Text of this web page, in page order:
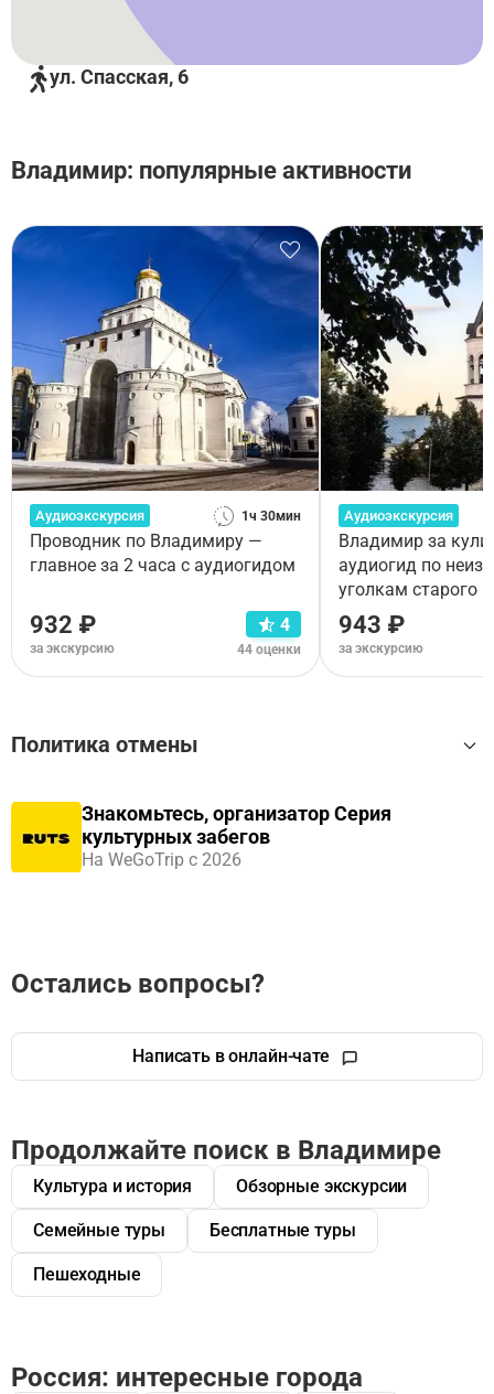
ул. Спасская, 6
Владимир: популярные активности
Аудиоэкскурсия 1ч 30мин
Проводник по Владимиру —
главное за 2 часа с аудиогидом
932 ₽
за экскурсию
4
44 оценки
Аудиоэкскурсия
Владимир за
аудиогид по
уголкам старого
943 ₽
за экскурсию
Политика отмены
тура. Пожалуйста, ознакомьтесь с условиями отмены
для требуемого тура Аудиоэкскурсия
Знакомьтесь, организатор Серия
культурных забегов
На WeGoTrip с 2026
Остались вопросы?
Написать в онлайн-чате
Продолжайте поиск в Владимире
Культура и история Обзорные экскурсии
Семейные туры Бесплатные туры
Пешеходные
Россия: интересные города